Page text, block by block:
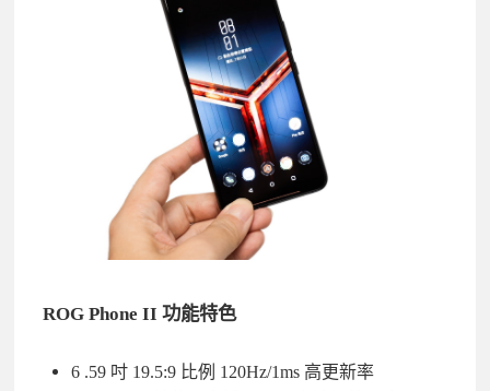
ROG Phone II 功能特色
6 .59 吋 19.5:9 比例 120Hz/1ms 高更新率